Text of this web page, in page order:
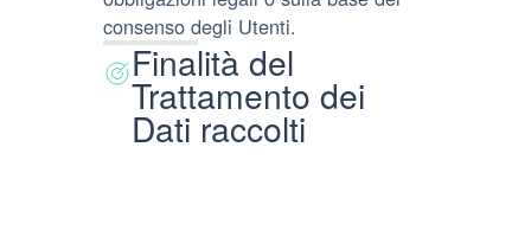
consenso degli Utenti.
Finalità del
Trattamento dei
Dati raccolti